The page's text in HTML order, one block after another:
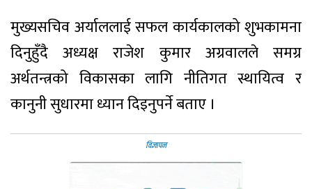
मुख्यसचिव अर्याललाई सफल कार्यकालको शुभकामना
दिनुहुँदै अध्यक्ष राजेश कुमार अग्रवालले समग्र
अर्थतन्त्रको विकासका लागि नीतिगत स्थायित्व र
कानुनी सुधारमा ध्यान दिइनुपर्ने बताए ।